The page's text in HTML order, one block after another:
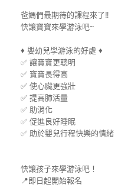
爸媽們最期待的課程來了‼
快讓寶寶來學游泳吧~
♦ 嬰幼兒學游泳的好處 ♦
✅ 讓寶寶更聰明
✅ 寶寶長得高
✅ 使心臟更強壯
✅ 提高肺活量
✅ 助消化
✅ 促進良好睡眠
✅ 助於嬰兒行程快樂的情緒
快讓孩子來學游泳吧！
📍 即日起開始報名